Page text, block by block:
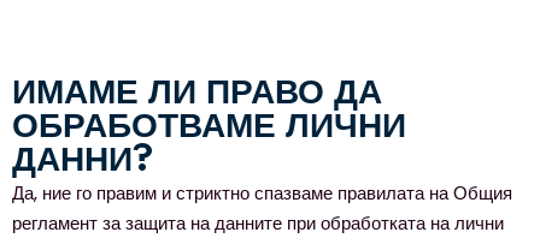
ИМАМЕ ЛИ ПРАВО ДА
ОБРАБОТВАМЕ ЛИЧНИ
ДАННИ?
Да, ние го правим и стриктно спазваме правилата на Общия
регламент за защита на данните при обработката на лични